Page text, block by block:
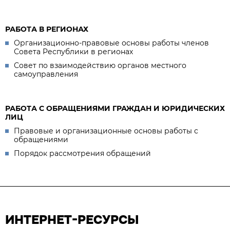
РАБОТА В РЕГИОНАХ
Организационно-правовые основы работы членов
Совета Республики в регионах
Совет по взаимодействию органов местного
самоуправления
РАБОТА С ОБРАЩЕНИЯМИ ГРАЖДАН И ЮРИДИЧЕСКИХ
ЛИЦ
Правовые и организационные основы работы с
обращениями
Порядок рассмотрения обращений
ИНТЕРНЕТ-РЕСУРСЫ